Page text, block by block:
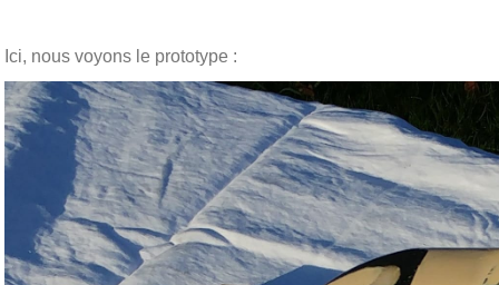
Ici, nous voyons le prototype :